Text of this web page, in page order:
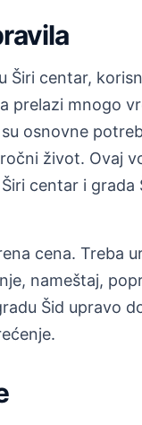
Širi centar,
prelazi mnogo
osnovne
život. Ovaj
centar i
cena. Treba
nameštaj,
Šid upravo